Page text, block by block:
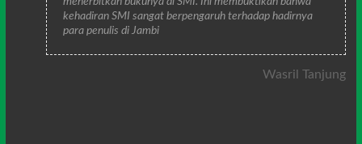
kehadiran SMI sangat berpengaruh terhadap hadirnya
para penulis di Jambi
Wasril Tanjung